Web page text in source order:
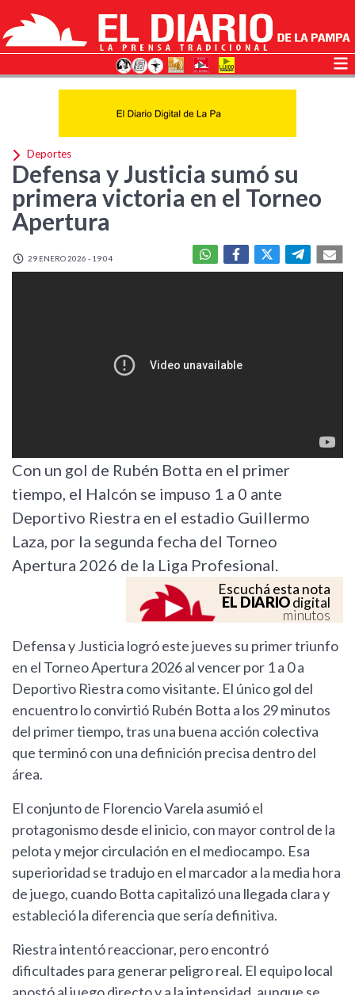
Deportes
Defensa y Justicia sumó su
primera victoria en el Torneo
Apertura
29 ENERO 2026 - 19:04
Con un gol de Rubén Botta en el primer
tiempo, el Halcón se impuso 1 a 0 ante
Deportivo Riestra en el estadio Guillermo
Laza, por la segunda fecha del Torneo
Apertura 2026 de la Liga Profesional.
Escuchá esta nota
EL DIARIOdigital
minutos
Defensa y Justicia logró este jueves su primer triunfo
en el Torneo Apertura 2026 al vencer por 1 a 0 a
Deportivo Riestra como visitante. El único gol del
encuentro lo convirtió Rubén Botta a los 29 minutos
del primer tiempo, tras una buena acción colectiva
que terminó con una definición precisa dentro del
área.
El conjunto de Florencio Varela asumió el
protagonismo desde el inicio, con mayor control de la
pelota y mejor circulación en el mediocampo. Esa
superioridad se tradujo en el marcador a la media hora
de juego, cuando Botta capitalizó una llegada clara y
estableció la diferencia que sería definitiva.
Riestra intentó reaccionar, pero encontró
dificultades para generar peligro real. El equipo local